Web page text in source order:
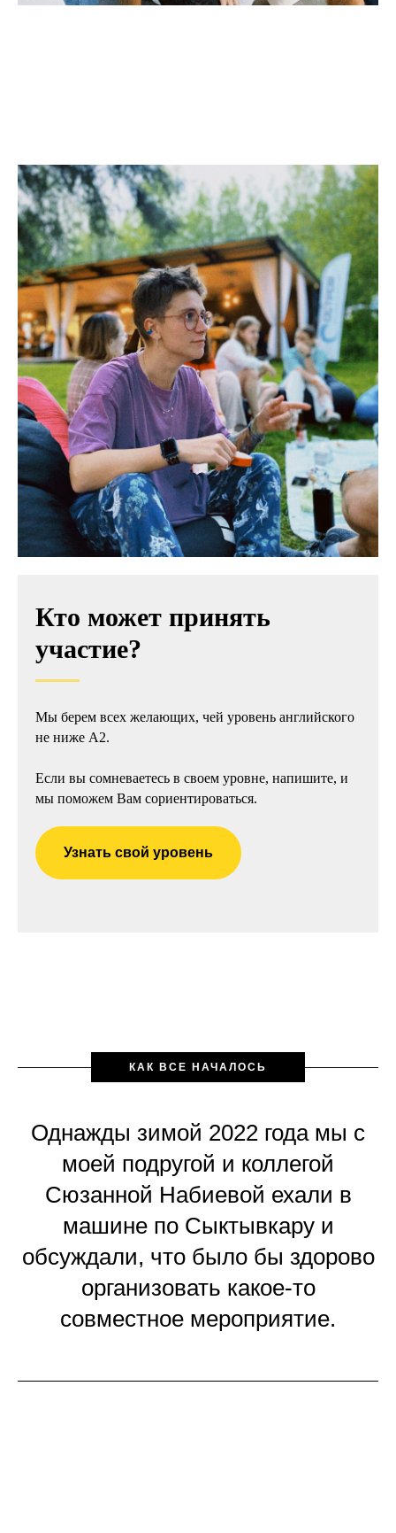
Кто может принять
участие?
Мы берем всех желающих, чей уровень английского
не ниже А2.
Если вы сомневаетесь в своем уровне, напишите, и
мы поможем Вам сориентироваться.
Узнать свой уровень
КАК ВСЕ НАЧАЛОСЬ
Однажды зимой 2022 года мы с
моей подругой и коллегой
Сюзанной Набиевой ехали в
машине по Сыктывкару и
обсуждали, что было бы здорово
организовать какое-то
совместное мероприятие.